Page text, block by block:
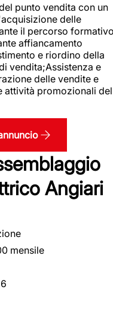
punto vendita con un
delle
il percorso
affiancamento
e riordino della
vendita;Assistenza e
delle vendite e
attività promozionali del
Angiari
mensile